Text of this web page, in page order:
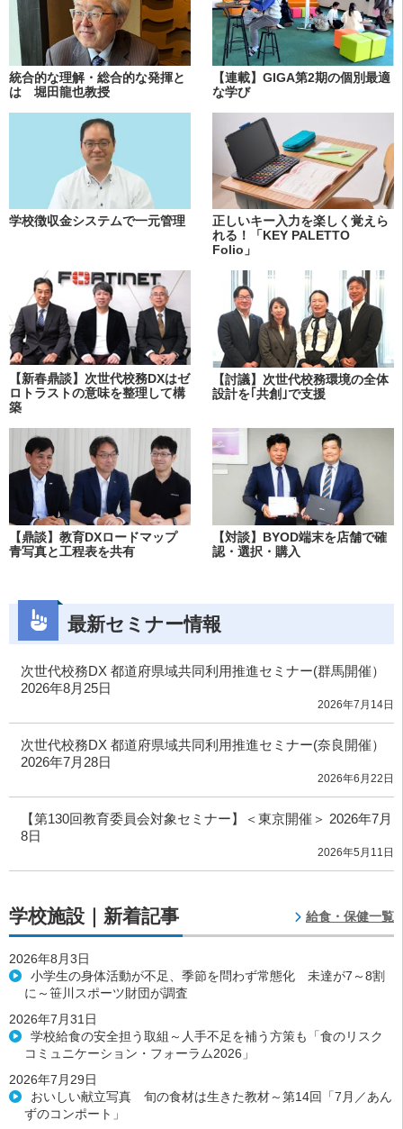
統合的な理解・総合的な発揮と
は 堀田龍也教授
【連載】GIGA第2期の個別最適
な学び
学校徴収金システムで一元管理
正しいキー入力を楽しく覚えら
れる！「KEY PALETTO
Folio」
【新春鼎談】次世代校務DXはゼ
ロトラストの意味を整理して構
築
【討議】次世代校務環境の全体
設計を｢共創｣で支援
【鼎談】教育DXロードマップ
青写真と工程表を共有
【対談】BYOD端末を店舗で確
認・選択・購入
最新セミナー情報
次世代校務DX 都道府県域共同利用推進セミナー(群馬開催）
2026年8月25日
2026年7月14日
次世代校務DX 都道府県域共同利用推進セミナー(奈良開催）
2026年7月28日
2026年6月22日
【第130回教育委員会対象セミナー】＜東京開催＞ 2026年7月
8日
2026年5月11日
学校施設｜新着記事 給食・保健一覧
2026年8月3日
小学生の身体活動が不足、季節を問わず常態化 未達が7～8割
に～笹川スポーツ財団が調査
2026年7月31日
学校給食の安全担う取組～人手不足を補う方策も「食のリスク
コミュニケーション・フォーラム2026」
2026年7月29日
おいしい献立写真 旬の食材は生きた教材～第14回「7月／あん
ずのコンポート」